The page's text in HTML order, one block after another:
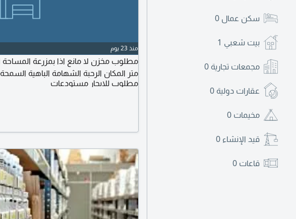
سكن عمال 0
بيت شعبي 1
مجمعات تجارية 0
عقارات دولية 0
مخيمات 0
قيد الإنشاء 0
قاعات 0
منذ 23 يوم
متر المكان الرحبة الشهامة الباهية السمحة
مطلوب للايجار مستودعات